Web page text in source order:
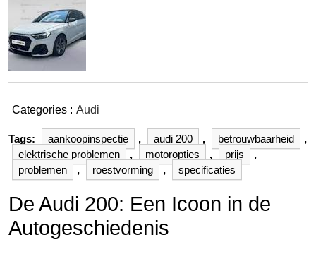
Categories : Audi
Tags: aankoopinspectie , audi 200 , betrouwbaarheid
,
elektrische problemen
, motoropties , prijs
,
problemen
, roestvorming , specificaties
De Audi 200: Een Icoon in de
Autogeschiedenis